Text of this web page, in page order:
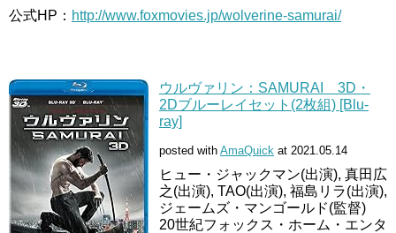
公式HP： http://www.foxmovies.jp/wolverine-samurai/
ウルヴァリン：SAMURAI 3D・
2Dブルーレイセット(2枚組) [Blu-
ray]
posted with AmaQuick at 2021.05.14
ヒュー・ジャックマン(出演), 真田広
之(出演), TAO(出演), 福島リラ(出演),
ジェームズ・マンゴールド(監督)
20世紀フォックス・ホーム・エンタ